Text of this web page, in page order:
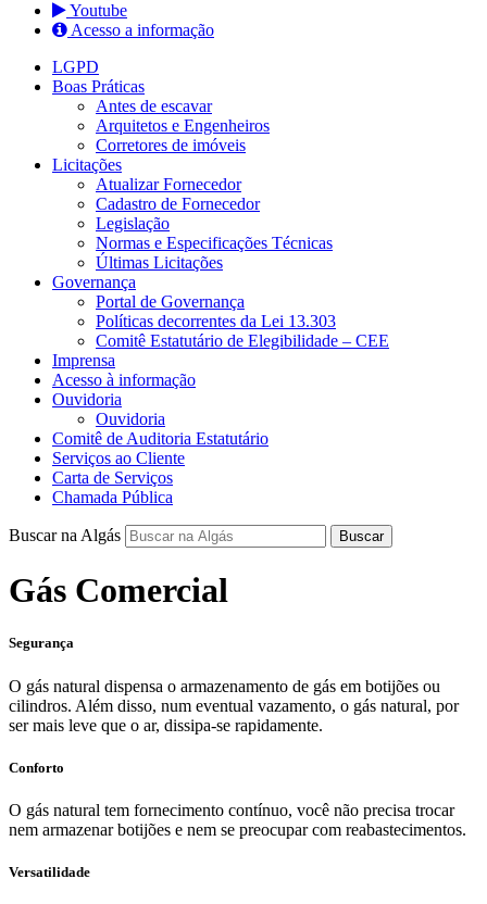
Youtube
Acesso a informação
LGPD
Boas Práticas
Antes de escavar
Arquitetos e Engenheiros
Corretores de imóveis
Licitações
Atualizar Fornecedor
Cadastro de Fornecedor
Legislação
Normas e Especificações Técnicas
Últimas Licitações
Governança
Portal de Governança
Políticas decorrentes da Lei 13.303
Comitê Estatutário de Elegibilidade – CEE
Imprensa
Acesso à informação
Ouvidoria
Ouvidoria
Comitê de Auditoria Estatutário
Serviços ao Cliente
Carta de Serviços
Chamada Pública
Buscar na Algás Buscar
Gás Comercial
Segurança
O gás natural dispensa o armazenamento de gás em botijões ou
cilindros. Além disso, num eventual vazamento, o gás natural, por
ser mais leve que o ar, dissipa-se rapidamente.
Conforto
O gás natural tem fornecimento contínuo, você não precisa trocar
nem armazenar botijões e nem se preocupar com reabastecimentos.
Versatilidade